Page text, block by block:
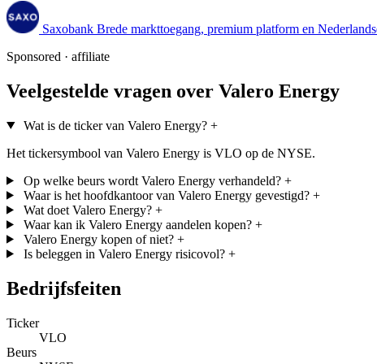
Saxobank Brede markttoegang, premium platform en
Sponsored · affiliate
Veelgestelde vragen over Valero Energy
Wat is de ticker van Valero Energy? +
Het tickersymbool van Valero Energy is VLO op de NYSE.
Op welke beurs wordt Valero Energy verhandeld? +
Waar is het hoofdkantoor van Valero Energy gevestigd? +
Wat doet Valero Energy? +
Waar kan ik Valero Energy aandelen kopen? +
Valero Energy kopen of niet? +
Is beleggen in Valero Energy risicovol? +
Bedrijfsfeiten
Ticker
VLO
Beurs